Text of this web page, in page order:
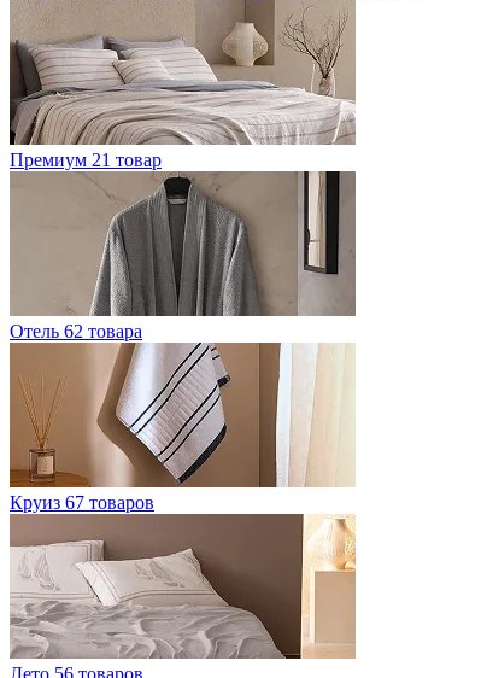
Премиум 21 товар
Отель 62 товара
Круиз 67 товаров
Лето 56 товаров